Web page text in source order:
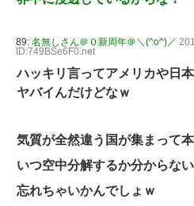
89: 名無しさん＠０新周年＠＼(^o^)／
ID:749BSe6F0.net
ハッキリ言ってアメリカや日
ヤバイんだけどなｗ
気質が全然違う国が集まって
いつ空中分解するか分からな
忘れちゃいかんでしょｗ